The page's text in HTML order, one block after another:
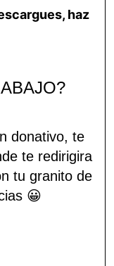
haz
donativo, te
te redirigira
tu granito de
😀